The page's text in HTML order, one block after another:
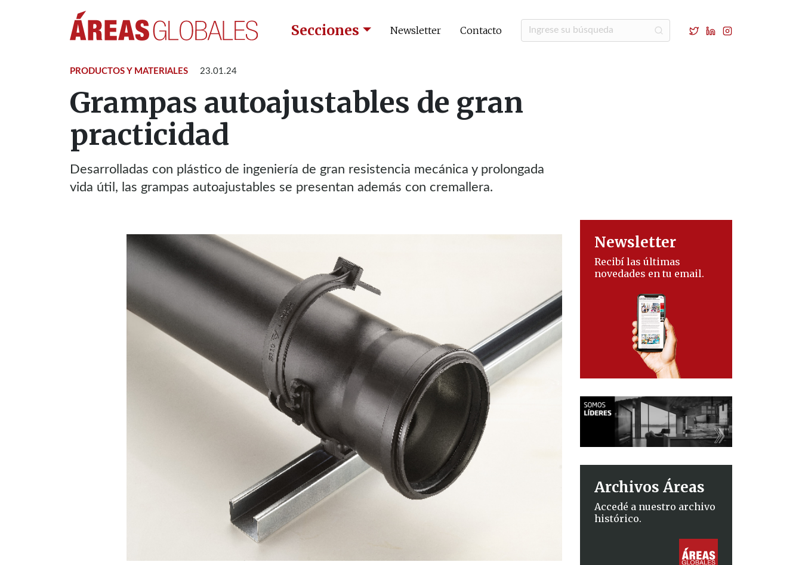
Secciones Newsletter Contacto
PRODUCTOS Y MATERIALES 23.01.24
Grampas autoajustables de gran
practicidad
Desarrolladas con plástico de ingeniería de gran resistencia mecánica y prolongada
vida útil, las grampas autoajustables se presentan además con cremallera.
Newsletter
Recibí las últimas
novedades en tu email.
Archivos Áreas
Accedé a nuestro archivo
histórico.